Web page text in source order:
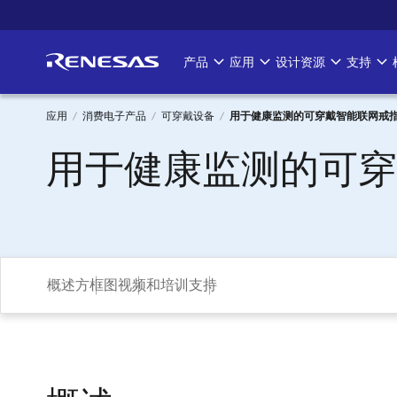
转
要
Main
navigation
产品 应用 设计资源 支持
面
包
应用 消费电子产品 可穿戴设备 用于健康监测的可穿戴智能联网戒
用于健康监测的可
概述方框图视频和培训 支持